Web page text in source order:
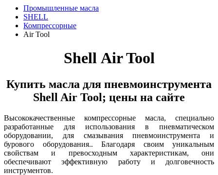
Промышленные масла
SHELL
Компрессорные
Air Tool
Shell Air Tool
Купить масла для пневмоинструмента
Shell Air Tool; цены на сайте
Высококачественные компрессорные масла, специально
разработанные для использования в пневматическом
оборудовании, для смазывания пневмоинструмента и
бурового оборудования.. Благодаря своим уникальным
свойствам и превосходным характеристикам, они
обеспечивают эффективную работу и долговечность
инструментов.